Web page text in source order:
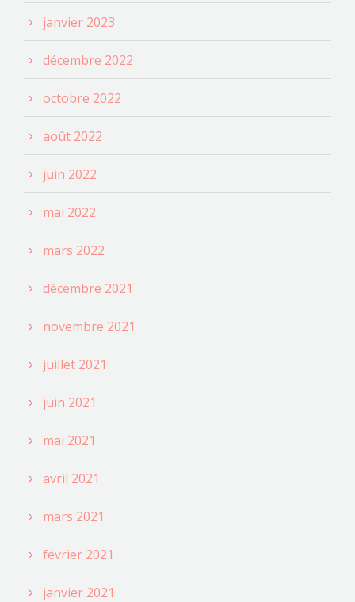
janvier 2023
décembre 2022
octobre 2022
août 2022
juin 2022
mai 2022
mars 2022
décembre 2021
novembre 2021
juillet 2021
juin 2021
mai 2021
avril 2021
mars 2021
février 2021
janvier 2021